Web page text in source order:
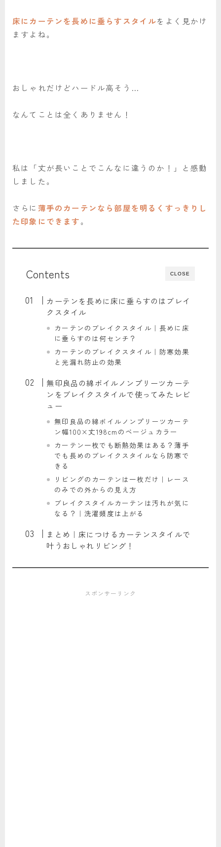
床にカーテンを長めに垂らすスタイルをよく見かけ
ますよね。
おしゃれだけどハードル高そう…
なんてことは全くありません！
私は「丈が長いことでこんなに違うのか！」と感動
しました。
さらに 薄手のカーテンなら部屋を明るくすっきりし
た印象にできます。
CLOSE
Contents
カーテンを長めに床に垂らすのはブレイ
クスタイル
カーテンのブレイクスタイル｜長めに床
に垂らすのは何センチ？
カーテンのブレイクスタイル｜防寒効果
と光漏れ防止の効果
無印良品の綿ボイルノンプリーツカーテ
ンをブレイクスタイルで使ってみたレビ
ュー
無印良品の綿ボイルノンプリーツカーテ
ン幅100×丈198cmのベージュカラー
カーテン一枚でも断熱効果はある？薄手
でも長めのブレイクスタイルなら防寒で
きる
リビングのカーテンは一枚だけ｜レース
のみでの外からの見え方
ブレイクスタイルカーテンは汚れが気に
なる？｜洗濯頻度は上がる
まとめ｜床につけるカーテンスタイルで
叶うおしゃれリビング！
スポンサーリンク